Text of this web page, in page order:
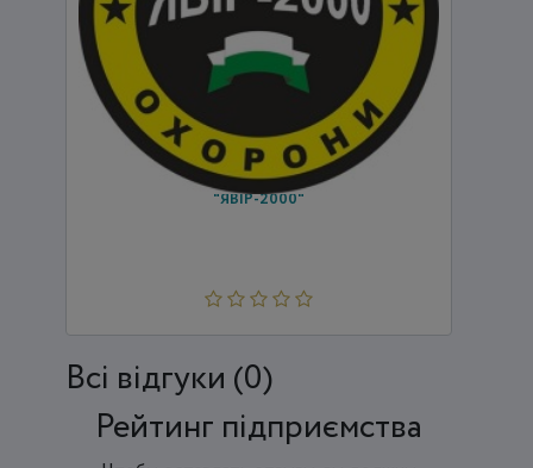
"ЯВІР-2000"
Всi відгуки (0)
Рейтинг підприємства